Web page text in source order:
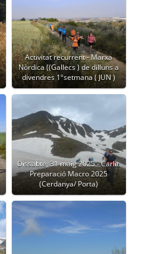
Activitat recurrent - Marxa
Nòrdica ((Gallecs ) de dilluns a
divendres 1ºsetmana ( JUN )
Dissabte, 31 maig 2025 - Carlit.
Preparació Macro 2025
(Cerdanya/ Porta)